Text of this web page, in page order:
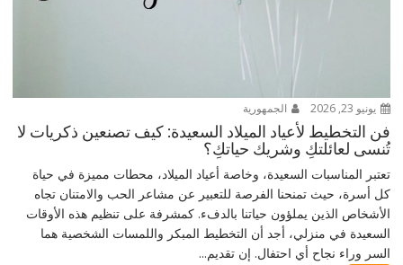
يونيو 23, 2026 الجمهورية
فن التخطيط لأعياد الميلاد السعيدة: كيف تصنعين ذكريات لا
تُنسى لعائلتكِ وشريك حياتكِ؟
تعتبر المناسبات السعيدة، وخاصة أعياد الميلاد، محطات مميزة في حياة
كل أسرة، حيث تمنحنا الفرصة للتعبير عن مشاعر الحب والامتنان تجاه
الأشخاص الذين يملؤون حياتنا بالدفء. كمشرفة على تنظيم هذه الأوقات
السعيدة في منزلي، أجد أن التخطيط المبكر واللمسات الشخصية هما
السر وراء نجاح أي احتفال. إن تقديم...